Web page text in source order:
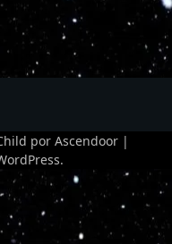
por Ascendoor |
.